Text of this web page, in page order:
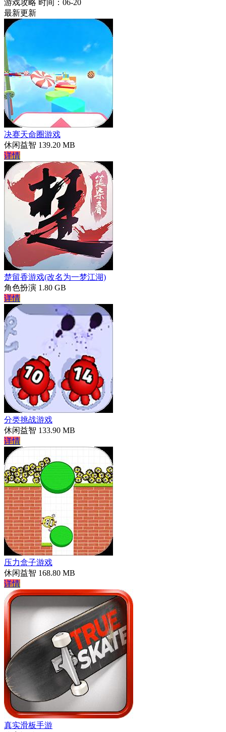
游戏攻略 时间：06-20
最新更新
决赛天命圈游戏
休闲益智 139.20 MB
详情
楚留香游戏(改名为一梦江湖)
角色扮演 1.80 GB
详情
分类挑战游戏
休闲益智 133.90 MB
详情
压力盒子游戏
休闲益智 168.80 MB
详情
真实滑板手游